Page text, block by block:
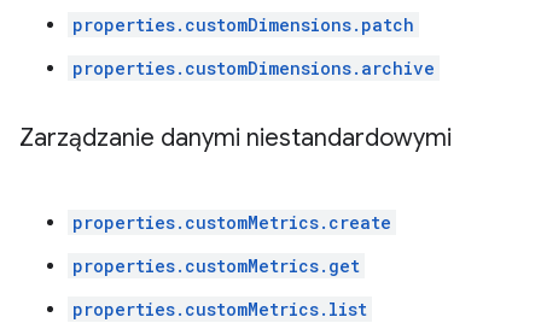
properties.customDimensions.patch
properties.customDimensions.archive
Zarządzanie danymi niestandardowymi
properties.customMetrics.create
properties.customMetrics.get
properties.customMetrics.list